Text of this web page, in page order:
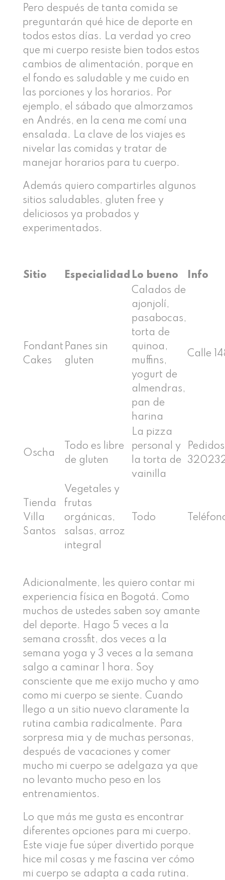
Pero después de tanta comida se
preguntarán qué hice de deporte en
todos estos días. La verdad yo creo
que mi cuerpo resiste bien todos estos
cambios de alimentación, porque en
el fondo es saludable y me cuido en
las porciones y los horarios. Por
ejemplo, el sábado que almorzamos
en Andrés, en la cena me comí una
ensalada. La clave de los viajes es
nivelar las comidas y tratar de
manejar horarios para tu cuerpo.
Además quiero compartirles algunos
sitios saludables, gluten free y
deliciosos ya probados y
experimentados.
Sitio Especialidad Lo bueno Info
Fondant
Cakes
Panes sin
gluten
Calados de
ajonjolí,
pasabocas,
torta de
quinoa,
muffins,
yogurt de
almendras,
pan de
harina
Calle
Oscha
Todo es libre
de gluten
La pizza
personal y
la torta de
vainilla
Tienda
Villa
Santos
Vegetales y
frutas
orgánicas,
salsas, arroz
integral
Todo
Adicionalmente, les quiero contar mi
experiencia física en Bogotá. Como
muchos de ustedes saben soy amante
del deporte. Hago 5 veces a la
semana crossfit, dos veces a la
semana yoga y 3 veces a la semana
salgo a caminar 1 hora. Soy
consciente que me exijo mucho y amo
como mi cuerpo se siente. Cuando
llego a un sitio nuevo claramente la
rutina cambia radicalmente. Para
sorpresa mia y de muchas personas,
después de vacaciones y comer
mucho mi cuerpo se adelgaza ya que
no levanto mucho peso en los
entrenamientos.
Lo que más me gusta es encontrar
diferentes opciones para mi cuerpo.
Este viaje fue súper divertido porque
hice mil cosas y me fascina ver cómo
mi cuerpo se adapta a cada rutina.